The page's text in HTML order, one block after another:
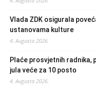
Vlada ZDK osigurala
ustanovama kulture
4. Augusta 2026.
Plaće prosvjetnih radnika,
jula veće za 10 posto
4. Augusta 2026.